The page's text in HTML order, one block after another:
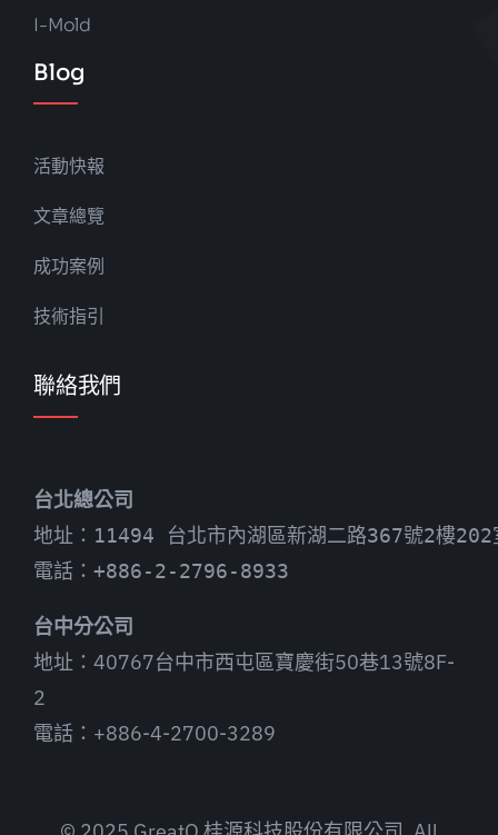
I-Mold
Blog
活動快報
文章總覽
成功案例
技術指引
聯絡我們
台北總公司
地址：11494 台北市內湖區新湖二路367號2樓202
電話：+886-2-2796-8933
台中分公司
地址：40767台中市西屯區寶慶街50巷13號8F-
2
電話：+886-4-2700-3289